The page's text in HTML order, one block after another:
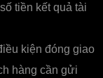
tiền kết quả tài
kiện đóng giao
hàng cần gửi